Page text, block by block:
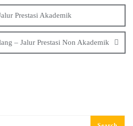
Prestasi Akademik
– Jalur Prestasi Non Akademik